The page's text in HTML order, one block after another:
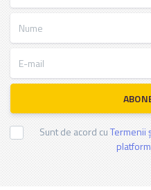
Sunt de acord cuTermenii